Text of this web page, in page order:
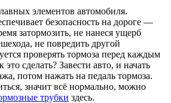
элементов автомобиля.
безопасность на дороге —
затормозить, не нанеся ущерб
не повредить другой
проверять тормоза перед каждым
сделать? Завести авто, и начать
потом нажать на педаль тормоза.
значит всё нормально, можно
трубки здесь.